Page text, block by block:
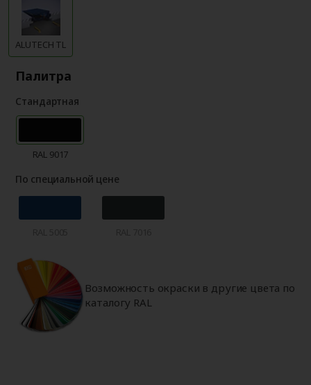
ALUTECH TL
Палитра
Стандартная
RAL 9017
По специальной цене
Возможность окраски в другие цвета по
каталогу RAL